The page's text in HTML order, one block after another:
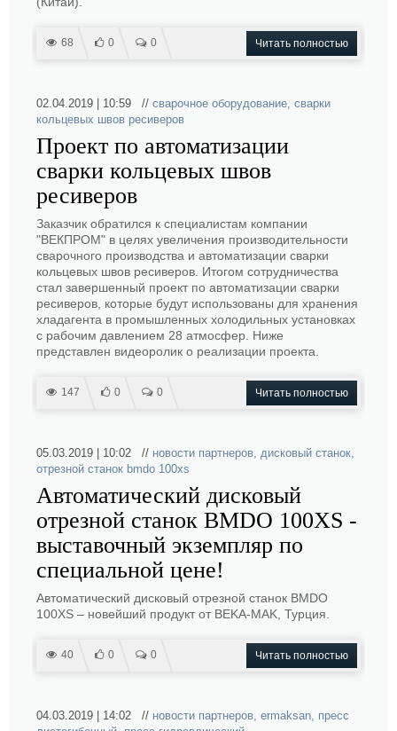
68 0 0 Читать полностью
02.04.2019 | 10:59 // сварочное оборудование, сварки
кольцевых швов ресиверов
Проект по автоматизации
сварки кольцевых швов
ресиверов
Заказчик обратился к специалистам компании
"ВЕКПРОМ" в целях увеличения производительности
сварочного производства и автоматизации сварки
кольцевых швов ресиверов. Итогом сотрудничества
стал завершенный проект по автоматизации сварки
ресиверов, которые будут использованы для хранения
хладагента в промышленных холодильных установках
с рабочим давлением 28 атмосфер. Ниже
представлен видеоролик о реализации проекта.
147 0 0 Читать полностью
05.03.2019 | 10:02 // новости партнеров, дисковый станок,
отрезной станок bmdo 100xs
Автоматический дисковый
отрезной станок BMDO 100XS -
выставочный экземпляр по
специальной цене!
Автоматический дисковый отрезной станок BMDO
100XS – новейший продукт от BEKA-MAK, Турция.
40 0 0 Читать полностью
04.03.2019 | 14:02 // новости партнеров, ermaksan, пресс